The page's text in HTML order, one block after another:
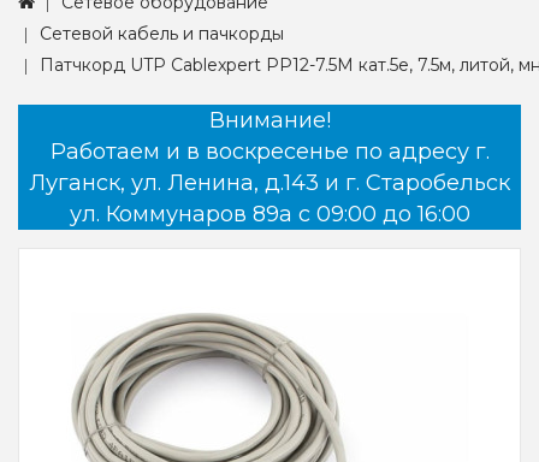
Сетевой кабель и пачкорды
Патчкорд UTP Cablexpert PP12-7.5M кат.5e, 7.5м, литой,
Внимание!
Работаем и в воскресенье по адресу г.
Луганск, ул. Ленина, д.143 и г. Старобельск
ул. Коммунаров 89а с 09:00 до 16:00